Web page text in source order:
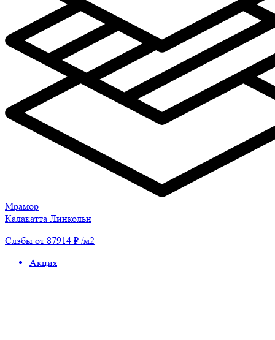
Мрамор
Калакатта Линкольн
Слэбы от 87914 ₽ /м2
Акция